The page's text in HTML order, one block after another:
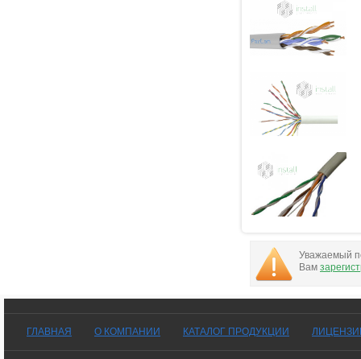
Уважаемый
Вам
ГЛАВНАЯ О КОМПАНИИ КАТАЛОГ ПРОДУКЦИИ